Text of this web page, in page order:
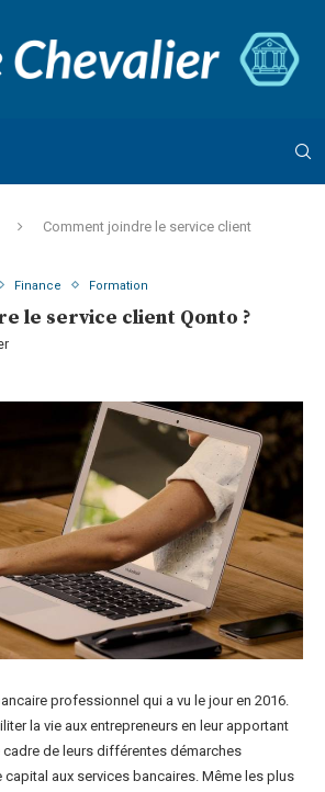
Comment joindre le service client
Finance Formation
le service client Qonto ?
professionnel qui a vu le jour en 2016.
la vie aux entrepreneurs en leur apportant
de leurs différentes démarches
aux services bancaires. Même les plus